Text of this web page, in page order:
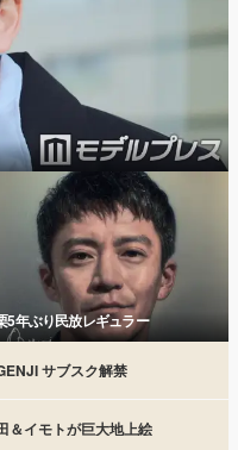
5年ぶり民放レギュラー
サブスク解禁
＆イモトが巨大地上絵